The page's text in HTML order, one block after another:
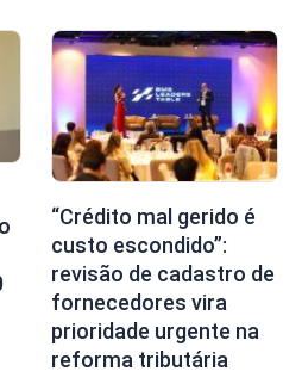
“Crédito mal gerido é
custo escondido”:
revisão de cadastro de
fornecedores vira
prioridade urgente na
reforma tributária